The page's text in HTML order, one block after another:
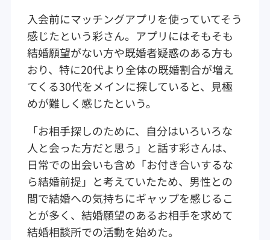
入会前にマッチングアプリを使っていてそう
感じたという彩さん。アプリにはそもそも
結婚願望がない方や既婚者疑惑のある方も
おり、特に20代より全体の既婚割合が増え
てくる30代をメインに探していると、見極
めが難しく感じたという。
「お相手探しのために、自分はいろいろな
人と会った方だと思う」と話す彩さんは、
日常での出会いも含め「お付き合いするな
ら結婚前提」と考えていたため、男性との
間で結婚への気持ちにギャップを感じるこ
とが多く、結婚願望のあるお相手を求めて
結婚相談所での活動を始めた。